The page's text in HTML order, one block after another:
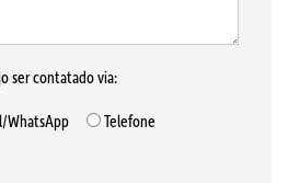
ser contatado via:
WhatsApp
Telefone